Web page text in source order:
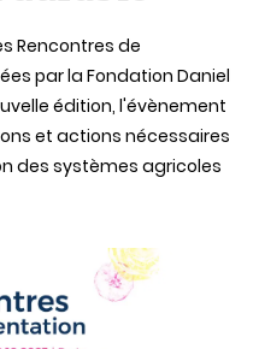
Rencontres de
par la Fondation Daniel
édition, l'évènement
et actions nécessaires
des systèmes agricoles